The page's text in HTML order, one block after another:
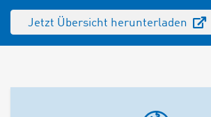
Jetzt Übersicht herunterladen